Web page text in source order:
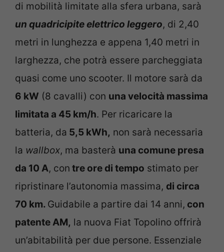
di mobilità limitate alla sfera urbana, sarà
un quadricipite elettrico leggero, di 2,40
metri in lunghezza e appena 1,40 metri in
larghezza, che potrà essere parcheggiata
quasi come uno scooter. Il motore sarà da
6 kW (8 cavalli) con una velocità massima
limitata a 45 km/h. Per ricaricare la
batteria, da 5,5 kWh, non sarà necessaria
la wallbox, ma basterà una comune presa
da 10 A, con tre ore di tempo stimato per
ripristinare l’autonomia massima, di circa
70 km. Guidabile a partire dai 14 anni, con
patente AM, la nuova Fiat Topolino offrirà
un’abitabilità per due persone. Essenziale